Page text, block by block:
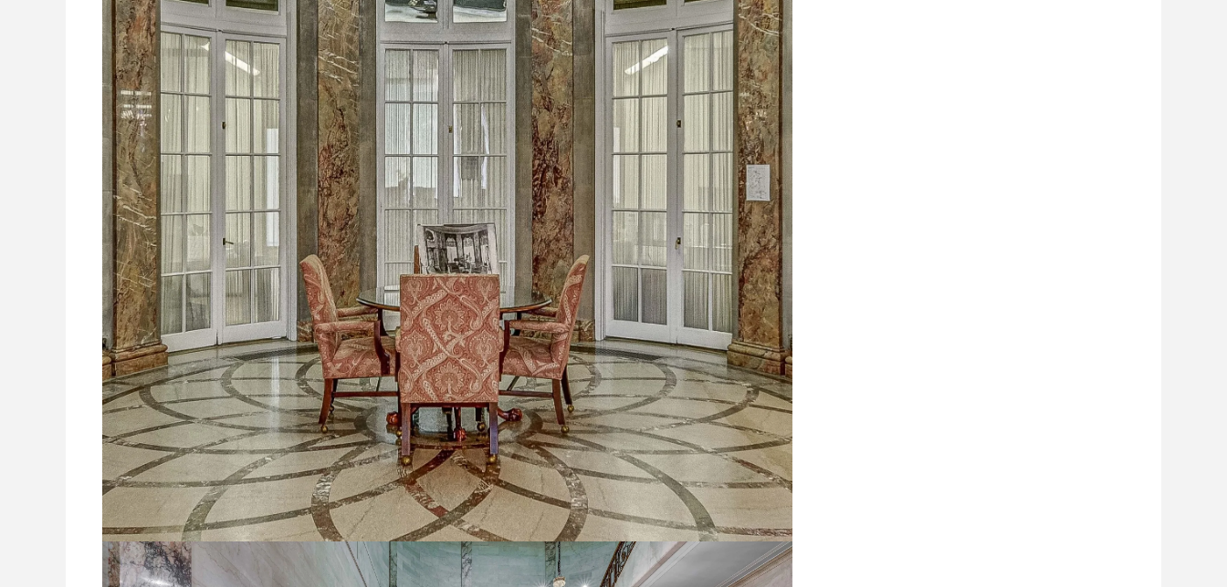
precio. Para mi eso dice mucho de
ustedes y de la integridad de su
firma. Gracias de nuevo por
representarme y por tener individuos
tan estelares trabajando para
ustedes. Seguiré recomendando su
bufete.